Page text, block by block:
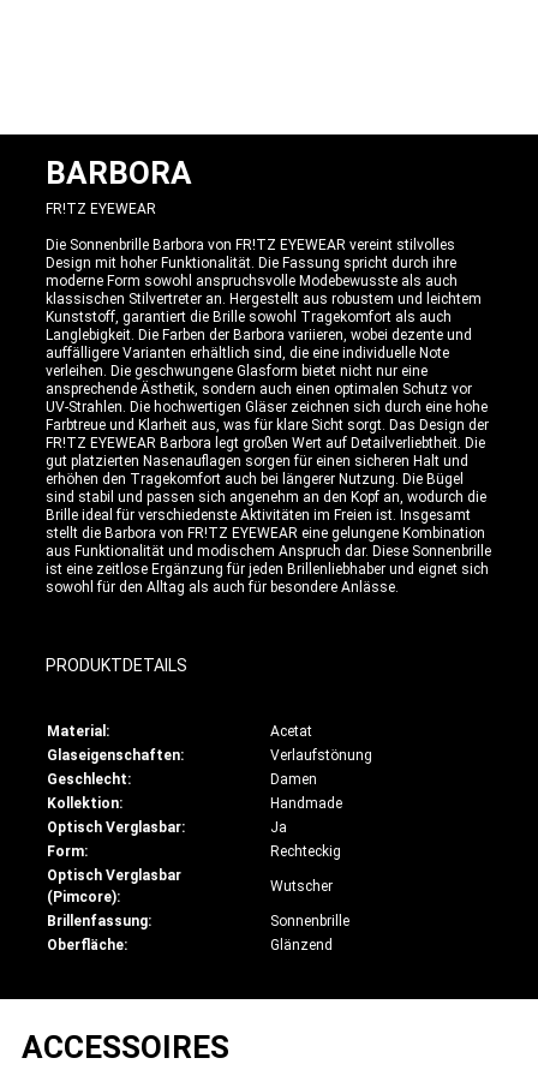
BARBORA
FR!TZ EYEWEAR
Die Sonnenbrille Barbora von FR!TZ EYEWEAR vereint stilvolles
Design mit hoher Funktionalität. Die Fassung spricht durch ihre
moderne Form sowohl anspruchsvolle Modebewusste als auch
klassischen Stilvertreter an. Hergestellt aus robustem und leichtem
Kunststoff, garantiert die Brille sowohl Tragekomfort als auch
Langlebigkeit. Die Farben der Barbora variieren, wobei dezente und
auffälligere Varianten erhältlich sind, die eine individuelle Note
verleihen. Die geschwungene Glasform bietet nicht nur eine
ansprechende Ästhetik, sondern auch einen optimalen Schutz vor
UV-Strahlen. Die hochwertigen Gläser zeichnen sich durch eine hohe
Farbtreue und Klarheit aus, was für klare Sicht sorgt. Das Design der
FR!TZ EYEWEAR Barbora legt großen Wert auf Detailverliebtheit. Die
gut platzierten Nasenauflagen sorgen für einen sicheren Halt und
erhöhen den Tragekomfort auch bei längerer Nutzung. Die Bügel
sind stabil und passen sich angenehm an den Kopf an, wodurch die
Brille ideal für verschiedenste Aktivitäten im Freien ist. Insgesamt
stellt die Barbora von FR!TZ EYEWEAR eine gelungene Kombination
aus Funktionalität und modischem Anspruch dar. Diese Sonnenbrille
ist eine zeitlose Ergänzung für jeden Brillenliebhaber und eignet sich
sowohl für den Alltag als auch für besondere Anlässe.
PRODUKTDETAILS
Material:
Acetat
Glaseigenschaften:
Verlaufstönung
Geschlecht:
Damen
Kollektion:
Handmade
Optisch Verglasbar:
Ja
Form:
Rechteckig
Optisch Verglasbar
(Pimcore):
Wutscher
Brillenfassung:
Sonnenbrille
Oberfläche:
Glänzend
ACCESSOIRES